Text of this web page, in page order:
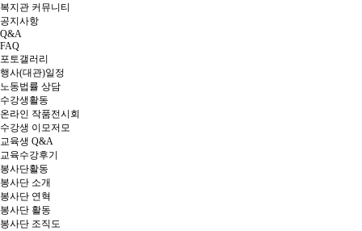
복지관 커뮤니티
공지사항
Q&A
FAQ
포토갤러리
행사(대관)일정
노동법률 상담
수강생활동
온라인 작품전시회
수강생 이모저모
교육생 Q&A
교육수강후기
봉사단활동
봉사단 소개
봉사단 연혁
봉사단 활동
봉사단 조직도